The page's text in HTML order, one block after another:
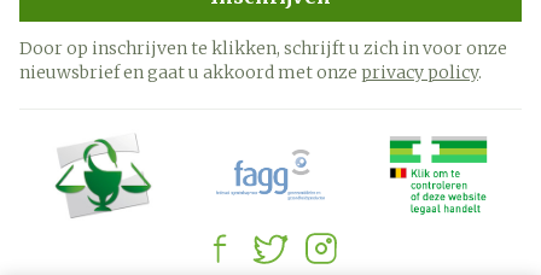
Door op inschrijven te klikken, schrijft u zich in voor onze
nieuwsbrief en gaat u akkoord met onze privacy policy.